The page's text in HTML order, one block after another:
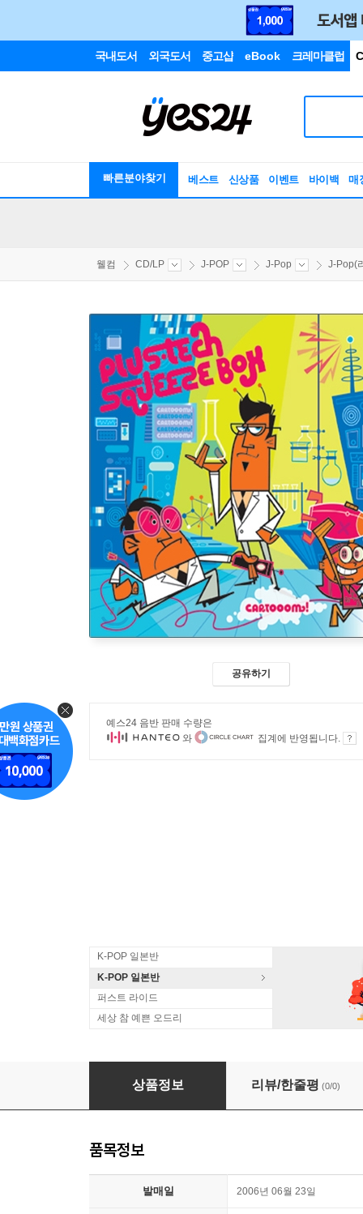
국내도서 외국도서 중고샵 eBook 크레마클럽
빠른분야찾기 베스트 신상품 이벤트 바이백 매
웰컴 CD/LP J-POP J-Pop J-Pop(
공유하기
예스24 음반 판매 수량은
와
집계에 반영됩니다.
K-POP 일본반
K-POP 일본반
퍼스트 라이드
세상 참 예쁜 오드리
Plus-tech Squeeze Box - Cartooom!
상품정보 리뷰/한줄평 (0/0)
품목정보
발매일 2006년 06월 23일